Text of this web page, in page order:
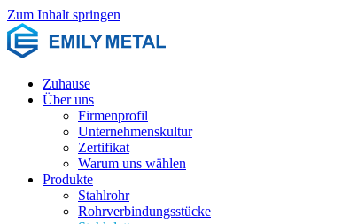
Zum Inhalt springen
Zuhause
Über uns
Firmenprofil
Unternehmenskultur
Zertifikat
Warum uns wählen
Produkte
Stahlrohr
Rohrverbindungsstücke